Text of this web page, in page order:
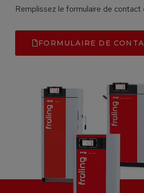
Remplissez le formulaire de contact
FORMULAIRE DE